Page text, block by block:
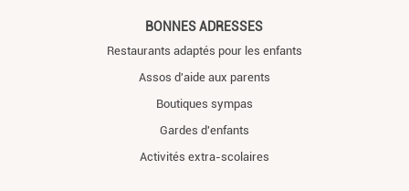
BONNES ADRESSES
Restaurants adaptés pour les enfants
Assos d'aide aux parents
Boutiques sympas
Gardes d'enfants
Activités extra-scolaires